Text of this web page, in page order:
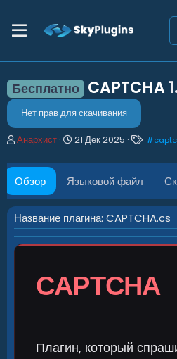
Бесплатно CAPTCHA
Нет прав для скачивания
А
т
о
р
Анархист
Д
т
а
с
о
з
д
а
я
21 Дек 2025
Т
г
#
Обзор Языковой файл
Название плагина: CAPTCHA.cs
CAPTCHA
Плагин, который